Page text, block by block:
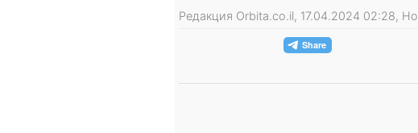
Редакция Orbita.co.il, 17.04.2024 02:28,